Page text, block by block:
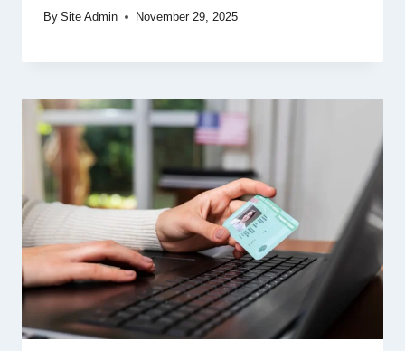
By Site Admin November 29, 2025